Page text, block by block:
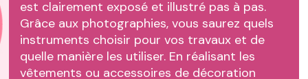
est clairement exposé et illustré pas à pas.
Grâce aux photographies, vous saurez quels
instruments choisir pour vos travaux et de
quelle manière les utiliser. En réalisant les
vêtements ou accessoires de décoration